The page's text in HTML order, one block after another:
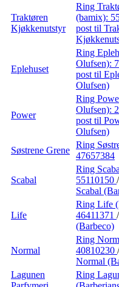
Traktøren
Kjøkkenutstyr
Ring
(bamix):
post til
Eplehuset
Ring
Olufsen):
post til
Olufsen)
Power
Ring
Olufsen):
post til
Olufsen)
Søstrene Grene
Ring
47657384
Scabal
Ring
55110150 /
Scabal
Life
Ring Life
46411371 /
(Barbeco)
Normal
Ring
40810230
Normal
Lagunen
Ring